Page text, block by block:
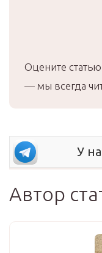
Оцените
— мы всегда
У
Автор